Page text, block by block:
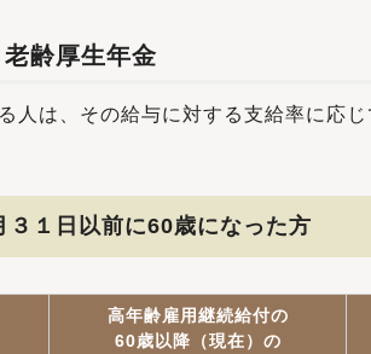
齢厚生年金
人は、その給与に対する支給率に応
１日以前に60歳になった方
高年齢雇用継続給付の
60歳以降（現在）の